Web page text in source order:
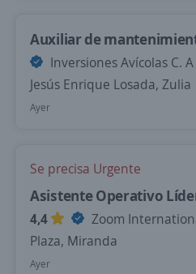
Auxiliar de
Inversiones Avícolas C. A
Jesús Enrique Losada, Zulia
Ayer
Se precisa Urgente
Asistente Operativo
4,4
Zoom
Plaza, Miranda
Ayer